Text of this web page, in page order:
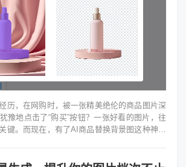
历，在网购时，被一张精美绝伦的商品图片深
豫地点击了“购买”按钮？一张好看的图片，往
键。而现在，有了AI商品替换背景图这种神奇